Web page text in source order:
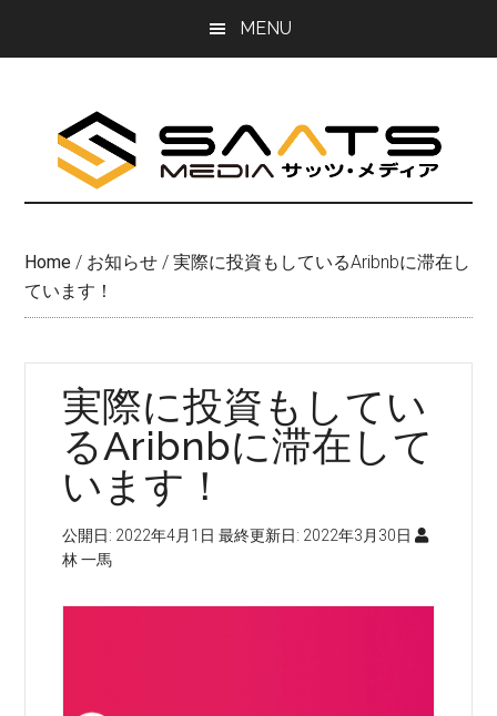
MENU
Home / お知らせ / 実際に投資もしているAribnbに滞在し
ています！
実際に投資もしてい
るAribnbに滞在して
います！
公開日: 2022年4月1日 最終更新日: 2022年3月30日
林 一馬